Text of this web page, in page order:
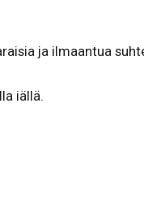
ja ilmaantua
iällä.